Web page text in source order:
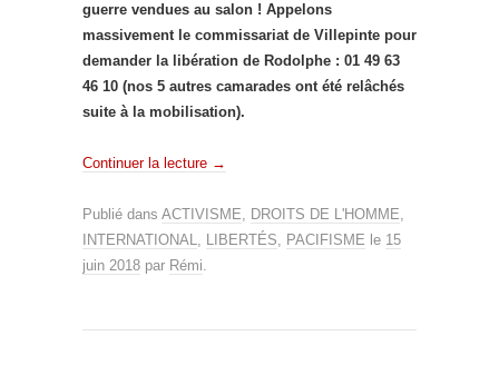
guerre vendues au salon ! Appelons
massivement le commissariat de Villepinte pour
demander la libération de Rodolphe : 01 49 63
46 10 (nos 5 autres camarades ont été relâchés
suite à la mobilisation).
Continuer la lecture →
Publié dans ACTIVISME, DROITS DE L'HOMME,
INTERNATIONAL, LIBERTÉS, PACIFISME le 15
juin 2018 par Rémi.